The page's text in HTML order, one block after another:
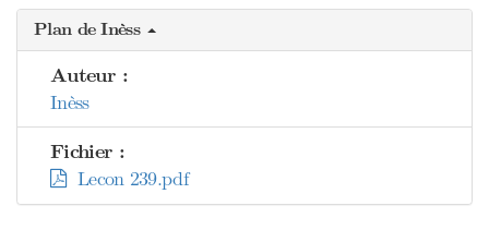
Plan de Inèss
Auteur :
Inèss
Fichier :
Lecon 239.pdf